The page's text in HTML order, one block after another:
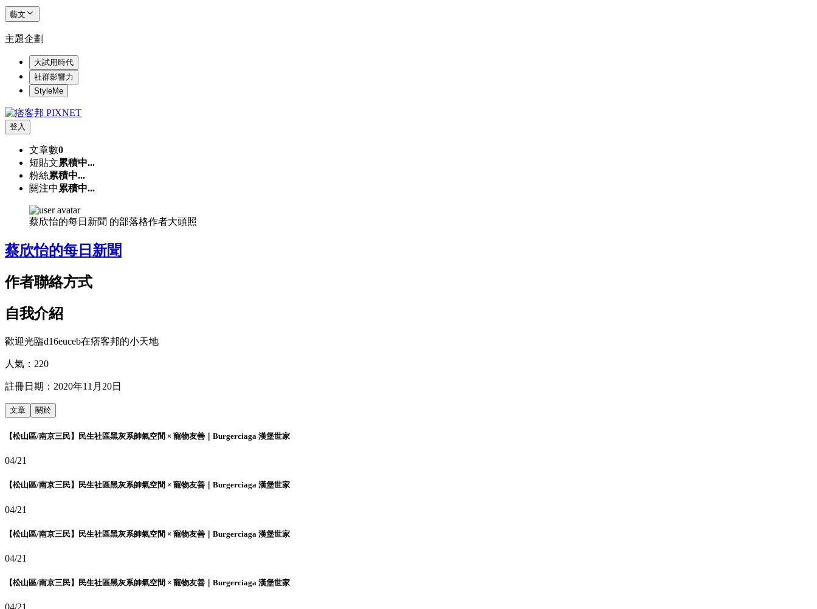
藝文
主題企劃
大試用時代
社群影響力
StyleMe
登入
文章數0
短貼文累積中...
粉絲累積中...
關注中 累積中...
蔡欣怡的每日新聞 的部落格作者大頭照
蔡欣怡的每日新聞
作者聯絡方式
自我介紹
歡迎光臨d16euceb在痞客邦的小天地
人氣： 220
註冊日期： 2020年11月20日
文章 關於
【松山區/南京三民】民生社區黑灰系帥氣空間 × 寵物友善｜Burgerciaga 漢堡世家
04/21
【松山區/南京三民】民生社區黑灰系帥氣空間 × 寵物友善｜Burgerciaga 漢堡世家
04/21
【松山區/南京三民】民生社區黑灰系帥氣空間 × 寵物友善｜Burgerciaga 漢堡世家
04/21
【松山區/南京三民】民生社區黑灰系帥氣空間 × 寵物友善｜Burgerciaga 漢堡世家